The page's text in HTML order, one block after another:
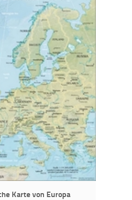
Karte von Europa